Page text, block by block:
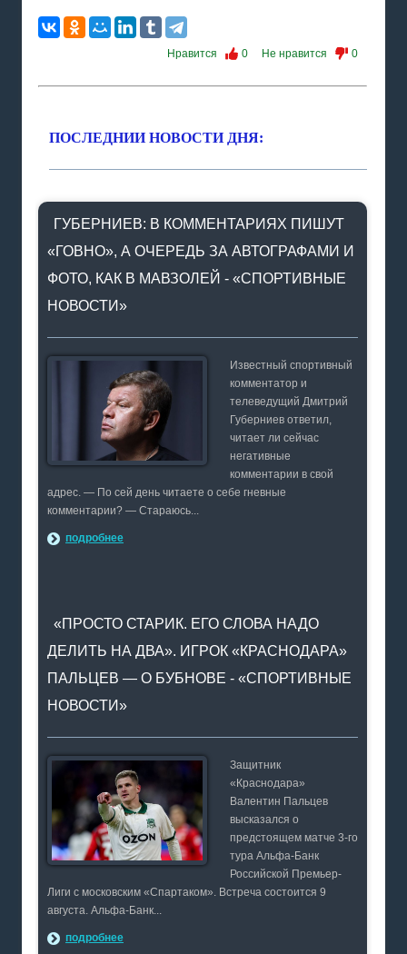
Нравится 0 Не нравится 0
ПОСЛЕДНИИ НОВОСТИ ДНЯ:
ГУБЕРНИЕВ: В КОММЕНТАРИЯХ ПИШУТ
«ГОВНО», А ОЧЕРЕДЬ ЗА АВТОГРАФАМИ И
ФОТО, КАК В МАВЗОЛЕЙ - «СПОРТИВНЫЕ
НОВОСТИ»
Известный спортивный
комментатор и
телеведущий Дмитрий
Губерниев ответил,
читает ли сейчас
негативные
комментарии в свой
адрес. — По сей день читаете о себе гневные
комментарии? — Стараюсь...
подробнее
«ПРОСТО СТАРИК. ЕГО СЛОВА НАДО
ДЕЛИТЬ НА ДВА». ИГРОК «КРАСНОДАРА»
ПАЛЬЦЕВ — О БУБНОВЕ - «СПОРТИВНЫЕ
НОВОСТИ»
Защитник
«Краснодара»
Валентин Пальцев
высказался о
предстоящем матче 3-го
тура Альфа-Банк
Российской Премьер-
Лиги с московским «Спартаком». Встреча состоится 9
августа. Альфа-Банк...
подробнее